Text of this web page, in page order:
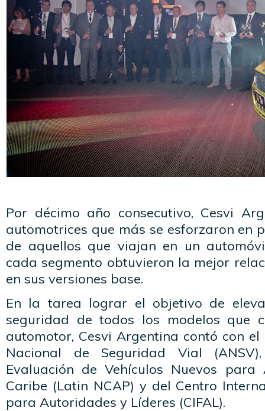
Por décimo año consecutivo, Cesvi
automotrices que más se esforzaron en
de aquellos que viajan en un
cada segmento obtuvieron la mejor
en sus versiones base.
En la tarea lograr el objetivo de
seguridad de todos los modelos que
automotor, Cesvi Argentina contó con
Nacional de Seguridad Vial
Evaluación de Vehículos Nuevos
Caribe (Latin NCAP) y del Centro
para Autoridades y Líderes (CIFAL).